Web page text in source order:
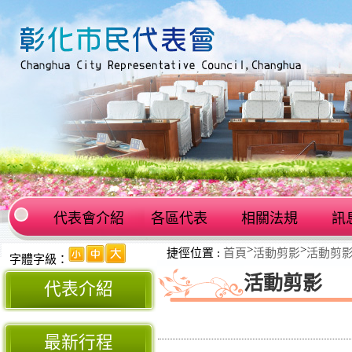
代表會介紹 各區代表 相關法規 訊
字體字級：
代表介紹
最新行程
捷徑位置 : 首頁>活動剪影>活動剪
活動剪影